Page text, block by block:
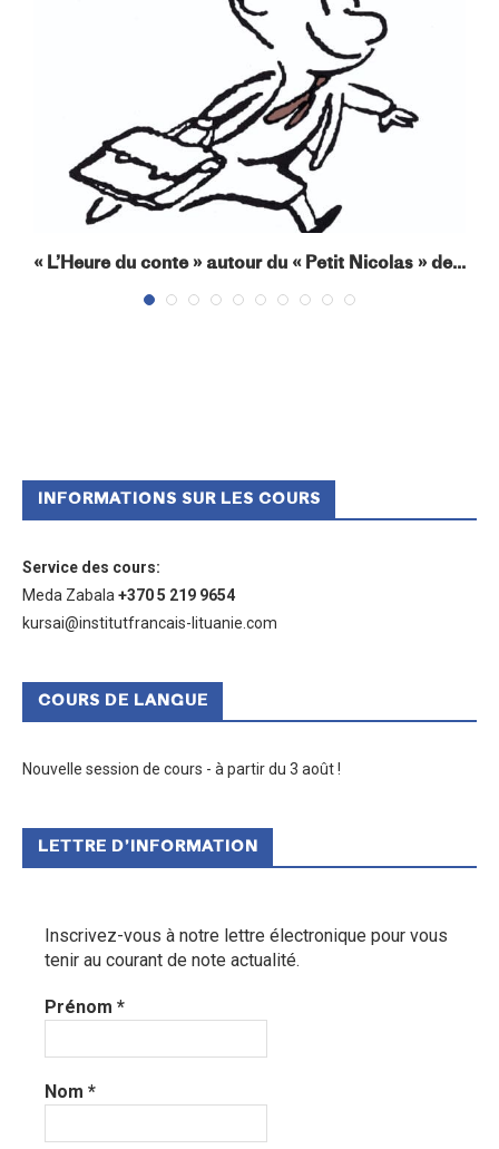
« L’Heure du conte » autour du « Petit Nicolas » de...
INFORMATIONS SUR LES COURS
Service des cours:
Meda Zabala +370 5 219 9654
kursai@institutfrancais-lituanie.com
COURS DE LANGUE
Nouvelle session de cours - à partir du 3 août !
LETTRE D’INFORMATION
Inscrivez-vous à notre lettre électronique pour vous
tenir au courant de note actualité.
Prénom *
Nom *